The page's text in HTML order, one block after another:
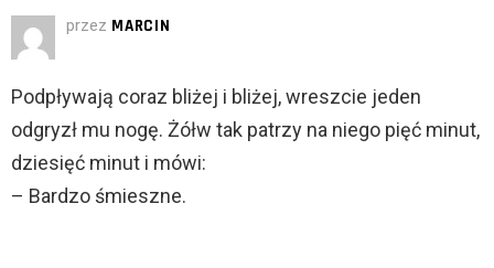
przez MARCIN
Podpływają coraz bliżej i bliżej, wreszcie jeden
odgryzł mu nogę. Żółw tak patrzy na niego pięć minut,
dziesięć minut i mówi:
– Bardzo śmieszne.